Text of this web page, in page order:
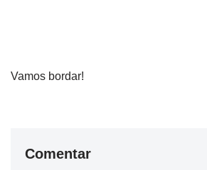
Vamos bordar!
Comentar